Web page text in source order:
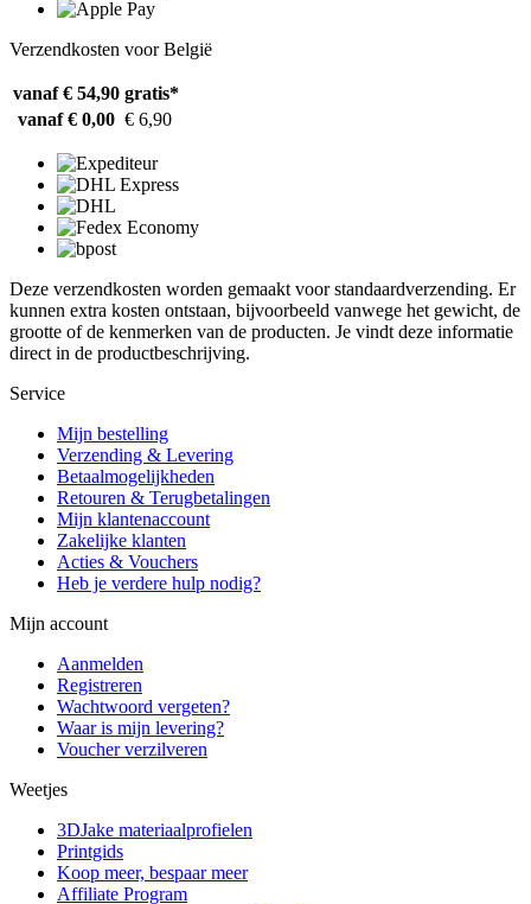
Verzendkosten voor België
vanaf € 54,90 gratis*
vanaf € 0,00 € 6,90
Deze verzendkosten worden gemaakt voor standaardverzending. Er
kunnen extra kosten ontstaan, bijvoorbeeld vanwege het gewicht, de
grootte of de kenmerken van de producten. Je vindt deze informatie
direct in de productbeschrijving.
Service
Mijn bestelling
Verzending & Levering
Betaalmogelijkheden
Retouren & Terugbetalingen
Mijn klantenaccount
Zakelijke klanten
Acties & Vouchers
Heb je verdere hulp nodig?
Mijn account
Aanmelden
Registreren
Wachtwoord vergeten?
Waar is mijn levering?
Voucher verzilveren
Weetjes
3DJake materiaalprofielen
Printgids
Koop meer, bespaar meer
Affiliate Program